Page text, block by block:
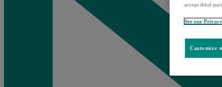
accept third-
See our
Customize